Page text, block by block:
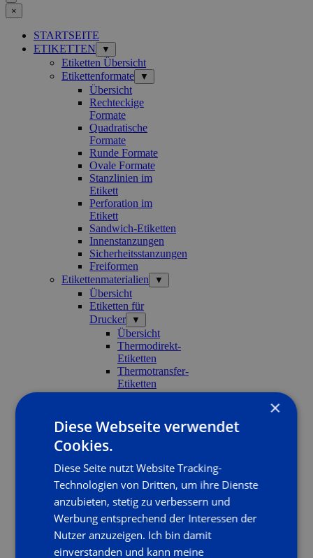
×
STARTSEITE
ETIKETTEN
▼
Etiketten Übersicht
Etikettenformate
▼
Übersicht
Rechteckige
Formate
Quadratische
Formate
Runde Formate
Ovale Formate
Stanzlinien im
Etikett
Perforation im
Etikett
Sandwich-Etiketten
Innenstanzungen
Sicherheitsstanzungen
Freiformen
Etikettenmaterialien
▼
Übersicht
Etiketten für
Drucker
▼
Übersicht
Thermodirekt-
Etiketten
Thermotransfer-
Etiketten
Inkjet-
Bedruckte Etiketten
▼
Etiketten
Kunststoff-
Etiketten
Thermotransferfolie
Themenseiten
Etikettenanfrage
ANWENDUNGEN
▼
×
Diese Webseite verwendet
Cookies.
Diese Seite nutzt Website Tracking-
Technologien von Dritten, um ihre Dienste
anzubieten, stetig zu verbessern und
Werbung entsprechend der Interessen der
Nutzer anzuzeigen. Ich bin damit
einverstanden und kann meine